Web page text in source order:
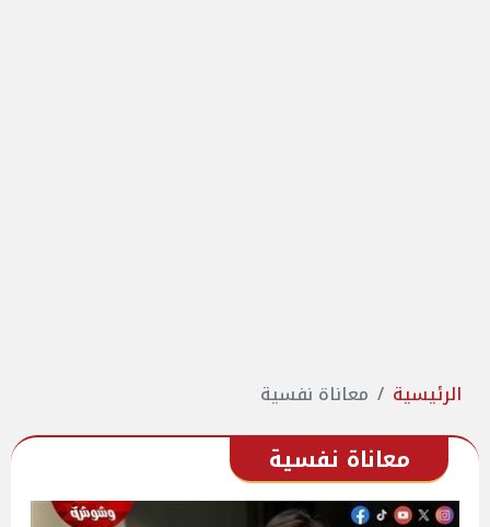
الرئيسية معاناة نفسية
معاناة نفسية